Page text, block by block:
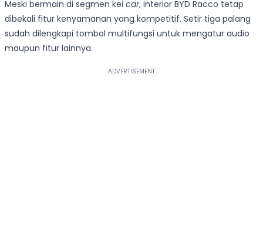
Meski bermain di segmen kei car, interior BYD Racco tetap
dibekali fitur kenyamanan yang kompetitif. Setir tiga palang
sudah dilengkapi tombol multifungsi untuk mengatur audio
maupun fitur lainnya.